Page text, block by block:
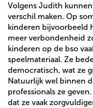
Volgens Judith
verschil maken. Op
kinderen bijvoorbeeld
meer verbondenheid
kinderen op de bso
speelmateriaal. Ze
democratisch, wat ze
Natuurlijk wel binnen
professionals ze
dat ze vaak